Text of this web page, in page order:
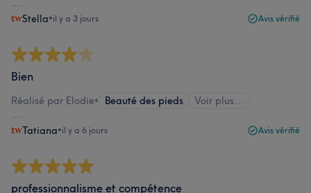
Stella•il y a 3 jours Avis vérifié
Bien
Réalisé par Elodie• Beauté des pieds Voir plus...
Tatiana•il y a 6 jours Avis vérifié
professionnalisme et compétence